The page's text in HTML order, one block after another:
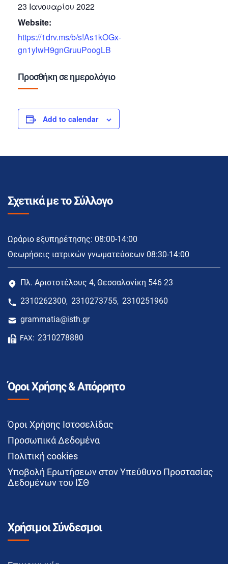
23 Ιανουαρίου 2022
Website:
https://1drv.ms/b/s!As1kOGx-
gn1ylwH9gnGruuPoogLB
Προσθήκη σε ημερολόγιο
Add to calendar
Σχετικά με το Σύλλογο
Ωράριο εξυπηρέτησης: 08:00-14:00
Θεωρήσεις ιατρικών γνωματεύσεων 08:30-14:00
Πλ. Αριστοτέλους 4, Θεσσαλονίκη 546 23
2310262300, 2310273755, 2310251960
grammatia@isth.gr
FAX: 2310278880
Όροι Χρήσης & Απόρρητο
Όροι Χρήσης Ιστοσελίδας
Προσωπικά Δεδομένα
Πολιτική cookies
Υποβολή Ερωτήσεων στον Υπεύθυνο Προστασίας
Δεδομένων του ΙΣΘ
Χρήσιμοι Σύνδεσμοι